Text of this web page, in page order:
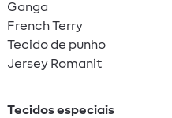
Ganga
French Terry
Tecido de punho
Jersey Romanit
Tecidos especiais